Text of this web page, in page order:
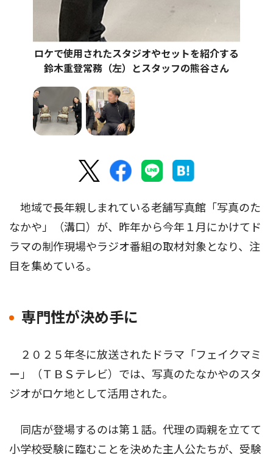
ロケで使用されたスタジオやセットを紹介する
鈴木重登常務（左）とスタッフの熊谷さん
地域で長年親しまれている老舗写真館「写真のた
なかや」（溝口）が、昨年から今年１月にかけてド
ラマの制作現場やラジオ番組の取材対象となり、注
目を集めている。
専門性が決め手に
２０２５年冬に放送されたドラマ「フェイクマミ
ー」（ＴＢＳテレビ）では、写真のたなかやのスタ
ジオがロケ地として活用された。
同店が登場するのは第１話。代理の両親を立てて
小学校受験に臨むことを決めた主人公たちが、受験